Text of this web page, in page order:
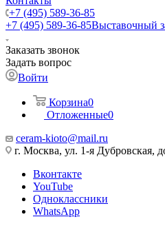
+7 (495) 589-36-85
+7 (495) 589-36-85Выставочный
Заказать звонок
Задать вопрос
Войти
Корзина0
Отложенные0
ceram-kioto@mail.ru
г. Москва, ул. 1-я Дубровская,
Вконтакте
YouTube
Одноклассники
WhatsApp